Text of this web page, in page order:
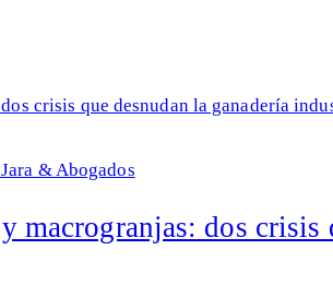
& Abogados
macrogranjas: dos